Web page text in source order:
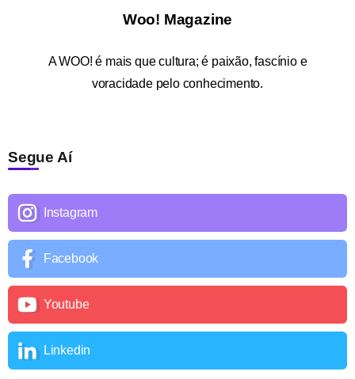
Woo! Magazine
AWOO! é mais que cultura; é paixão, fascínio e
voracidade pelo conhecimento.
Segue Aí
Instagram
Facebook
Youtube
Linkedin